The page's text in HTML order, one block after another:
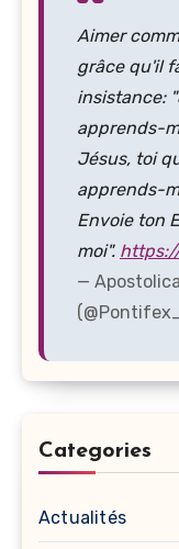
Aimer
grâce qu'il
insistance:
apprends-
Jésus, toi
apprends-
Envoie ton
moi".
—
Categories
Actualités